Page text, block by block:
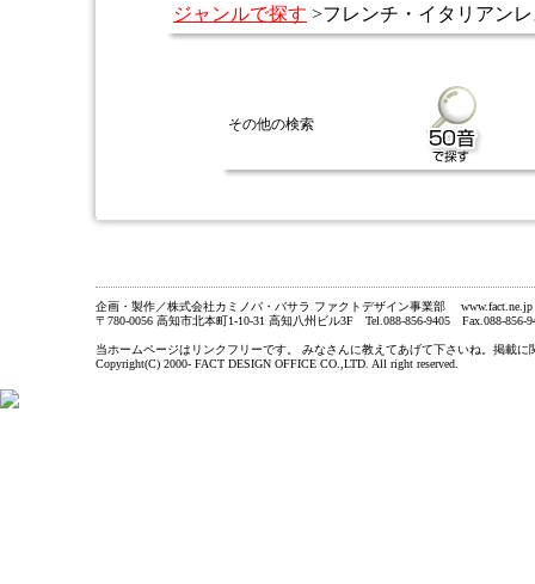
ジャンルで探す >フレンチ・イタリアン
その他の検索
企画・製作／株式会社カミノバ・バサラ ファクトデザイン事業部 www.fact.ne.jp
〒780-0056 高知市北本町1-10-31 高知八州ビル3F Tel.088-856-9405 Fax.088-856-
当ホームページはリンクフリーです。 みなさんに教えてあげて下さいね。掲載
Copyright(C) 2000- FACT DESIGN OFFICE CO.,LTD. All right reserved.